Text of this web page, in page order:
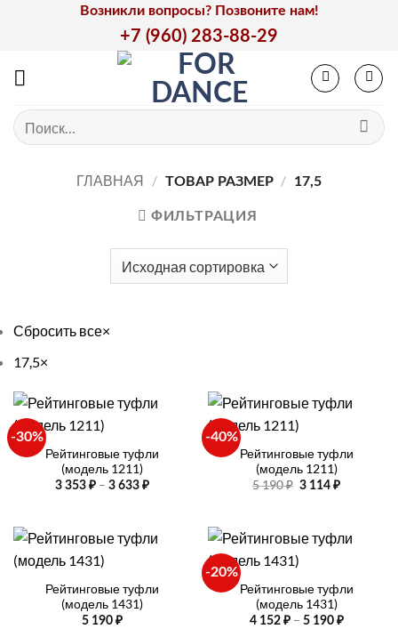
Возникли вопросы? Позвоните нам!
+7 (960) 283-88-29
Искать:
ГЛАВНАЯ / ТОВАР РАЗМЕР / 17,5
ФИЛЬТРАЦИЯ
Сбросить все×
17,5×
-30%
Рейтинговые туфли
(модель 1211)
3 353 ₽ – 3 633 ₽Диапазон
3
-40%
Рейтинговые туфли
(модель 1211)
5 190₽ Первоначальная
190 ₽.
3 114₽Текущая
Рейтинговые туфли
(модель 1431)
5 190 ₽
-20%
Рейтинговые туфли
(модель 1431)
4 152 ₽ – 5 190 ₽Диапазон